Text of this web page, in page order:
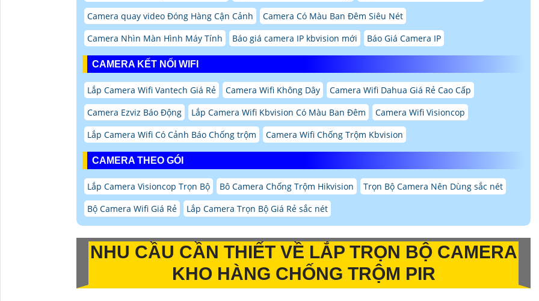
Camera quay video Đóng Hàng Cận Cảnh
Camera Có Màu Ban Đêm Siêu Nét
Camera Nhìn Màn Hình Máy Tính
Báo giá camera IP kbvision mới Báo Giá Camera IP
CAMERA KẾT NỐI WIFI
Lắp Camera Wifi Vantech Giá Rẻ Camera Wifi Không Dây
Camera Wifi Dahua Giá Rẻ Cao Cấp
Camera Ezviz Báo Động
Lắp Camera Wifi Kbvision Có Màu Ban Đêm
Camera Wifi Visioncop
Lắp Camera Wifi Có Cảnh Báo Chống trộm
Camera Wifi Chống Trộm Kbvision
CAMERA THEO GÓI
Lắp Camera Visioncop Trọn Bộ Bô Camera Chống Trộm Hikvision
Trọn Bộ Camera Nên Dùng sắc nét
Bộ Camera Wifi Giá Rẻ
Lắp Camera Trọn Bộ Giá Rẻ sắc nét
NHU CẦU CẦN THIẾT VỀ LẮP TRỌN BỘ CAMERA
KHO HÀNG CHỐNG TRỘM PIR